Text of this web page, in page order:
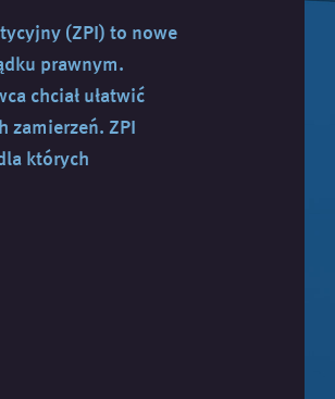
(ZPI) to nowe
prawnym.
chciał ułatwić
zamierzeń. ZPI
których